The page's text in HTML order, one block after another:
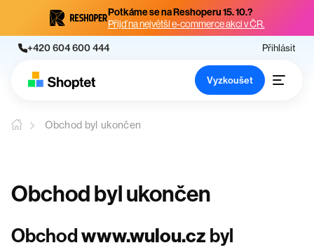
Potkáme se na Reshoperu 15. 10.?
Přijď na největší e-commerce akci v ČR.
+420 604 600 444 Přihlásit
Vyzkoušet
Obchod byl ukončen
Obchod byl ukončen
Obchodwww.wulou.cz byl